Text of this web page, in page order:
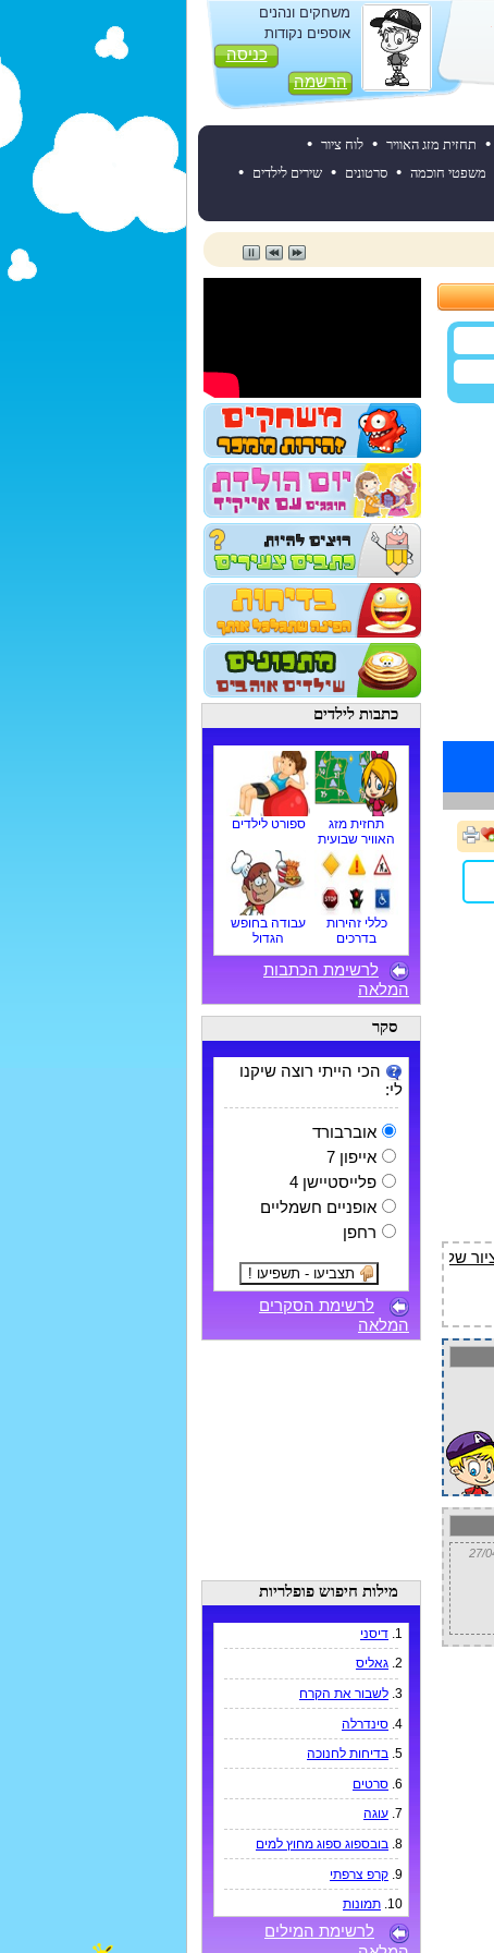
משחקים ונהנים
אוספים נקודות
כניסה
הרשמה
• תחזית מזג האוויר • לוח ציור •
משפטי חוכמה • סרטונים • שירים לילדים •
כתבות לילדים
תחזית מזג
האוויר שבועית
ספורט לילדים
כללי זהירות
בדרכים
עבודה בחופש
הגדול
לרשימת הכתבות
המלאה
סקר
הכי הייתי רוצה שיקנו
לי:
אוברבורד
אייפון 7
פלייסטיישן 4
אופניים חשמליים
רחפן
לרשימת הסקרים
המלאה
מילות חיפוש פופלריות
1. דיסני
2. גאליס
3. לשבור את הקרח
4. סינדרלה
5. בדיחות לחנוכה
6. סרטים
7. עוגה
8. בובספוג ספוג מחוץ למים
9. קרפ צרפתי
10. תמונות
לרשימת המילים